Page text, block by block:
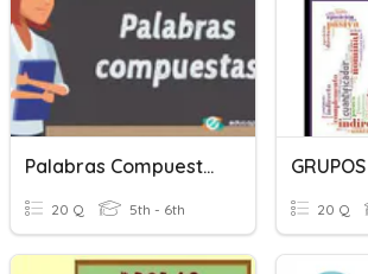
Palabras Compuestas
20 Q 5th - 6th 20 Q